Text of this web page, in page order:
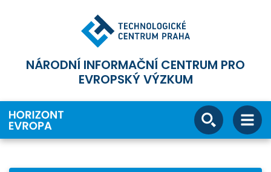
NÁRODNÍ INFORMAČNÍ CENTRUM PRO
EVROPSKÝ VÝZKUM